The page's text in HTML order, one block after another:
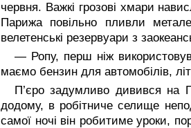
червня. Важкі грозові хмари
Парижа повільно пливли
велетенські резервуари з
— Ропу, перш ніж
маємо бензин для автомобілів,
П’єро задумливо дивився на
додому, в робітниче селище
самої ночі він робитиме уроки,